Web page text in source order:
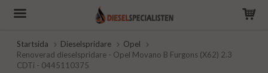
Startsida Dieselspridare
Opel
Renoverad dieselspridare - Opel Movano B Furgons (X62) 2.3
CDTi - 0445110375